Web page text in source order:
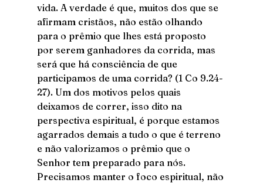
vida. A verdade é que, muitos dos que se
afirmam cristãos, não estão olhando
para o prêmio que lhes está proposto
por serem ganhadores da corrida, mas
será que há consciência de que
participamos de uma corrida? (1 Co 9.24-
27). Um dos motivos pelos quais
deixamos de correr, isso dito na
perspectiva espiritual, é porque estamos
agarrados demais a tudo o que é terreno
e não valorizamos o prêmio que o
Senhor tem preparado para nós.
Precisamos manter o foco espiritual, não